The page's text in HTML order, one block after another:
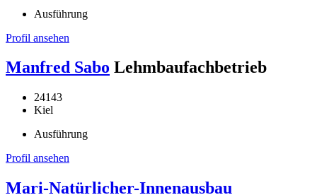
Ausführung
Profil ansehen
Manfred Sabo Lehmbaufachbetrieb
24143
Kiel
Ausführung
Profil ansehen
Mari-Natürlicher-Innenausbau